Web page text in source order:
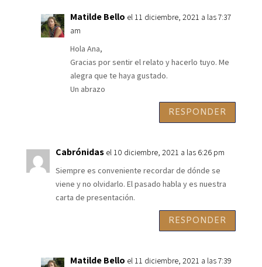
Matilde Bello el 11 diciembre, 2021 a las 7:37
am
Hola Ana,
Gracias por sentir el relato y hacerlo tuyo. Me
alegra que te haya gustado.
Un abrazo
RESPONDER
Cabrónidas el 10 diciembre, 2021 a las 6:26 pm
Siempre es conveniente recordar de dónde se
viene y no olvidarlo. El pasado habla y es nuestra
carta de presentación.
RESPONDER
Matilde Bello el 11 diciembre, 2021 a las 7:39